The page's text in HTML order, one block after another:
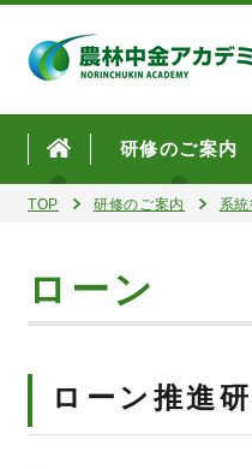
研修のご案内
TOP 研修のご案内 系
ローン
ローン推進